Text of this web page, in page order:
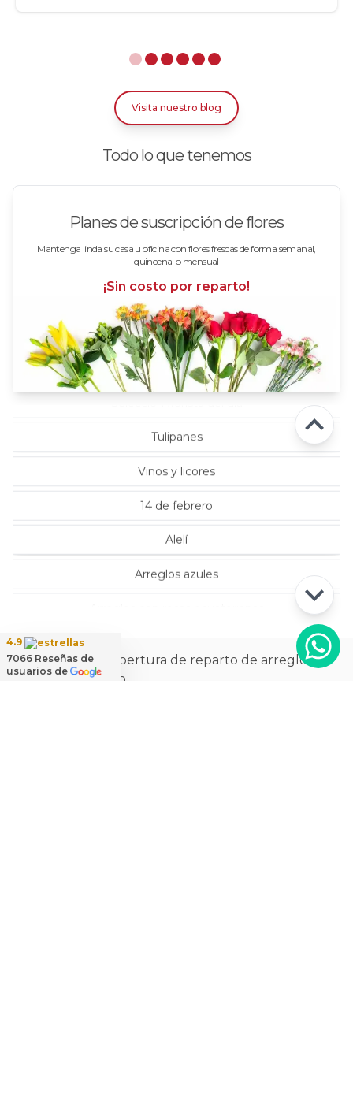
Visita nuestro blog
Todo lo que tenemos
Planes de suscripción de flores
Mantenga linda su casa u oficina con flores frescas de forma semanal,
quincenal o mensual
¡Sin costo por reparto!
14 de febrero
Alelí
Arreglos azules
Rosas Azules
Rosas Bicolor Blancas-Rojas
Rosas Blancas
Rosas Damasco
Rosas en floreros
Rosas Fucsia
Rosas Rojas
Rosas Rosadas
Tulipanes
Vinos y licores
La más amplia cobertura de reparto de arreglos
florales a domicilio
4.9
7066 Reseñas de
usuarios de